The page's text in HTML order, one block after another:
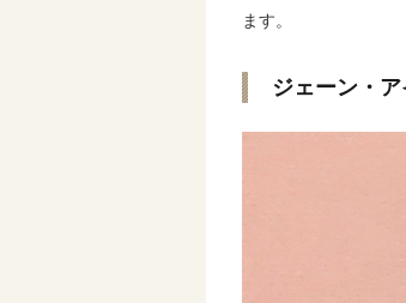
ます。
ジェーン・